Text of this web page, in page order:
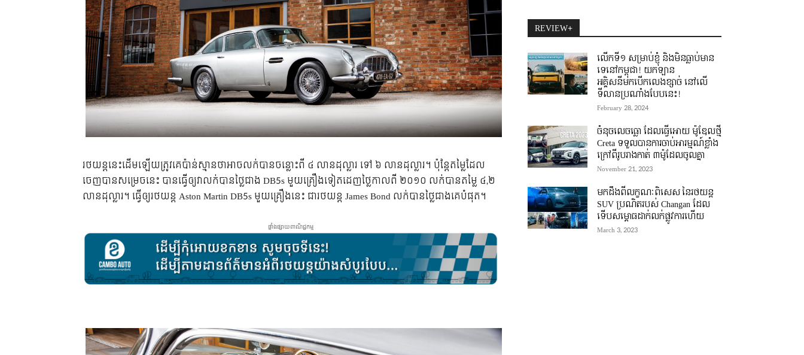
រថយន្ត​នេះ​ដើម​ឡើយ​ត្រូវ​គេ​ប៉ាន់​ស្មាន​ថា​អាច​លក់​បាន​ចន្លោះ​ពី ៤ លានដុល្លារ ទៅ ៦ លាន​ដុល្លារ។ ប៉ុន្តែ​តម្លៃ​ដែល​
ចេញ​បាន​សម្រេច​នេះ បាន​ធ្វើ​ឲ្យ​វា​លក់​បាន​ថ្លៃ​ជាង​ DB5s មួយ​គ្រឿង​ទៀត​ដេញ​ថ្លៃ​កាល​ពី ២០១០ លក់​បាន​តម្លៃ ៤,២
លាន​ដុល្លារ។ ធ្វើ​ឲ្យ​រថយន្ត​ Aston Martin DB5s មួយ​គ្រឿង​នេះ ជា​រថយន្ត​ James Bond លក់​បាន​​ថ្លៃ​ជាង​គេ​បំផុត។
ផ្ទាំងផ្សាយពាណិជ្ជកម្ម
REVIEW+
លើកទី១ សម្រាប់ខ្ញុំ និងមិនធ្លាប់មាន
ទេនៅកម្ពុជា! យកឡាន
អគ្គិសនីមកបើកលេងខ្សាច់ នៅលើ
ទីលានប្រណាំងបែបនេះ!
February 28, 2024
ចំនុចលេចធ្លោ ដែលធ្វើអោយ ម៉ូឌែលថ្មី
Creta ទទួលបានការចាប់អារម្មណ៍ខ្លាំង
ក្រៅពីរូបរាងកាត់ ៣ម៉ូដែលចូលគ្នា
November 21, 2023
មកដឹងពីលក្ខណៈពិសេស នៃរថយន្ត
SUV ប្រណិតរបស់ Changan ដែល
ទើបសម្ភោធដាក់លក់ផ្លូវការហើយ
March 3, 2023